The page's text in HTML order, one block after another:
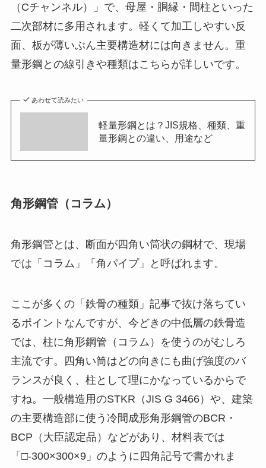
（Cチャンネル）」で、母屋・胴縁・間柱といった
二次部材に多用されます。軽くて加工しやすい反
面、板が薄いぶん主要構造材には向きません。重
量形鋼との線引きや種類はこちらが詳しいです。
あわせて読みたい
軽量形鋼とは？JIS規格、種類、重
量形鋼との違い、用途など
角形鋼管（コラム）
角形鋼管とは、断面が四角い筒状の鋼材で、現場
では「コラム」「角パイプ」と呼ばれます。
ここが多くの「鉄骨の種類」記事で抜け落ちてい
るポイントなんですが、今どきの中低層の鉄骨造
では、柱に角形鋼管（コラム）を使うのがむしろ
主流です。四角い筒はどの向きにも曲げ強度のバ
ランスが良く、柱として理にかなっているからで
すね。一般構造用のSTKR（JIS G 3466）や、建築
の主要構造部に使う冷間成形角形鋼管のBCR・
BCP（大臣認定品）などがあり、材料表では
「□-300×300×9」のように四角記号で書かれま